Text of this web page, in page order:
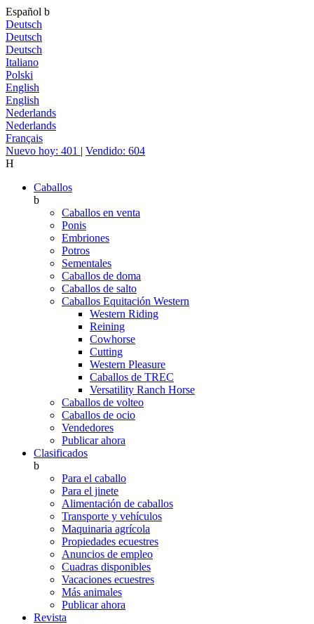
Español b
Deutsch
Deutsch
Deutsch
Italiano
Polski
English
English
Nederlands
Nederlands
Français
Nuevo hoy: 401 | Vendido: 604
H
Caballos
b
Caballos en venta
Ponis
Embriones
Potros
Sementales
Caballos de doma
Caballos de salto
Caballos Equitación Western
Western Riding
Reining
Cowhorse
Cutting
Western Pleasure
Caballos de TREC
Versatility Ranch Horse
Caballos de volteo
Caballos de ocio
Vendedores
Publicar ahora
Clasificados
b
Para el caballo
Para el jinete
Alimentación de caballos
Transporte y vehículos
Maquinaria agrícola
Propiedades ecuestres
Anuncios de empleo
Cuadras disponibles
Vacaciones ecuestres
Más animales
Publicar ahora
Revista